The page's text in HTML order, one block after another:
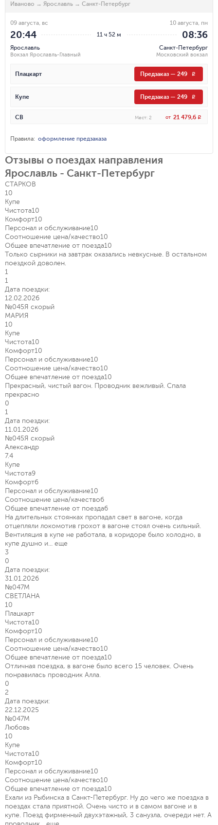
Иваново → Ярославль → Санкт-Петербург
11 ч 52 м
09 августа, вс
20:44
Ярославль
Вокзал Ярославль-Главный
10 августа, пн
08:36
Санкт-Петербург
Московский вокзал
Плацкарт Предзаказ — 249 R
Купе Предзаказ — 249 R
СВ Мест: 2 от 21 479,6 R
Правила: оформление предзаказа
Отзывы о поездах направления
Ярославль - Санкт-Петербург
СТАРКОВ
10
Купе
Чистота10
Комфорт10
Персонал и обслуживание10
Соотношение цена/качество10
Общее впечатление от поезда10
Только сырники на завтрак оказались невкусные. В остальном
поездкой доволен.
1
1
Дата поездки:
12.02.2026
№045Я скорый
МАРИЯ
10
Купе
Чистота10
Комфорт10
Персонал и обслуживание10
Соотношение цена/качество10
Общее впечатление от поезда10
Прекрасный, чистый вагон. Проводник вежливый. Спала
прекрасно
0
1
Дата поездки:
11.01.2026
№045Я скорый
Александр
7.4
Купе
Чистота9
Комфорт6
Персонал и обслуживание10
Соотношение цена/качество6
Общее впечатление от поезда6
На длительных стоянках пропадал свет в вагоне, когда
отцепляли локомотив грохот в вагоне стоял очень сильный.
Вентиляция в купе не работала, в коридоре было холодно, в
купе душно и... еще
3
0
Дата поездки:
31.01.2026
№047М
СВЕТЛАНА
10
Плацкарт
Чистота10
Комфорт10
Персонал и обслуживание10
Соотношение цена/качество10
Общее впечатление от поезда10
Отличная поездка, в вагоне было всего 15 человек. Очень
понравилась проводник Алла.
0
2
Дата поездки:
22.12.2025
№047М
Любовь
10
Купе
Чистота10
Комфорт10
Персонал и обслуживание10
Соотношение цена/качество10
Общее впечатление от поезда10
Ехали из Рыбинска в Санкт-Петербург. Ну до чего же поездка в
поездах стала приятной. Очень чисто и в самом вагоне и в
купе. Поезд фирменный двухэтажный, 3 санузла, очереди нет. А